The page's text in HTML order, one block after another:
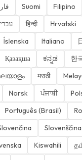
Suomi Filipino
हिन्दी Hrvatski
Íslenska Italiano
Қазақша ಕನ್ನಡ
한
मराठी
Norsk ਪੰਜਾਬੀ
Português (Brasil)
Slovenščina
Kiswahili